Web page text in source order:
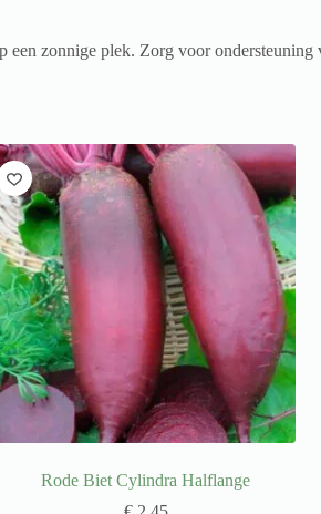
een zonnige plek. Zorg voor
Rode Biet Cylindra Halflange